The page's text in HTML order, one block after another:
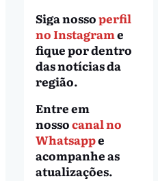
Siga nossoperfil
no Instagrame
fique por dentro
das notícias da
região.
Entre em
nossocanal no
Whatsappe
acompanhe as
atualizações.